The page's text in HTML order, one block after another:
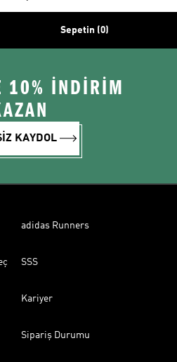
Sepetin (0)
10% İNDİRİM
KAYDOL
adidas Runners
SSS
Kariyer
Sipariş Durumu